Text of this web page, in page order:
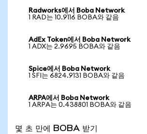
Radworks에서 Boba Network
1 RAD는 10.9116 BOBA와 같음
AdEx Token에서 Boba Network
1 ADX는 2.9695 BOBA와 같음
Spice에서 Boba Network
1 SFI는 6824.9131 BOBA와 같음
ARPA에서 Boba Network
1 ARPA는 0.438801 BOBA와 같음
몇 초 만에 BOBA 받기